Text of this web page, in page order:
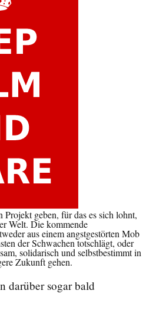
Projekt geben, für das es sich lohnt,
Welt. Die kommende
aus einem angstgestörten Mob
der Schwachen totschlägt, oder
solidarisch und selbstbestimmt in
Zukunft gehen.
darüber sogar bald